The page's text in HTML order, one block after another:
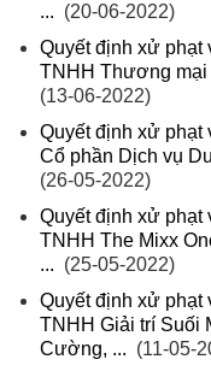
... (20-06-2022)
Quyết định xử phạt
TNHH Thương mại
(13-06-2022)
Quyết định xử phạt
Cổ phần Dịch vụ
(26-05-2022)
Quyết định xử phạt
TNHH The Mixx
... (25-05-2022)
Quyết định xử phạt
TNHH Giải trí Suối
Cường, ... (11-05-